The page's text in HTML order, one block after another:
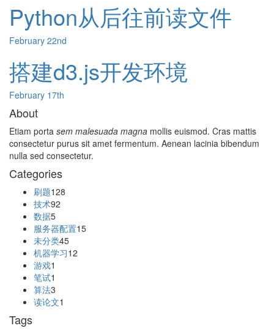
Python从后往前读文件
February 22nd
搭建d3.js开发环境
February 17th
About
Etiam porta sem malesuada magna mollis euismod. Cras mattis
consectetur purus sit amet fermentum. Aenean lacinia bibendum
nulla sed consectetur.
Categories
刷题128
技术92
数据5
服务器配置15
未分类45
机器学习12
游戏1
笔试1
算法3
读论文1
Tags